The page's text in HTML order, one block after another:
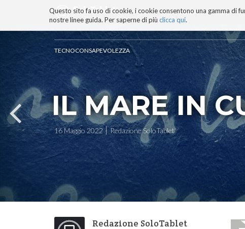
Questo sito fa uso di cookie, i cookie consentono una gamma di
nostre linee guida. Per saperne di più clicca qui.
BLOG TECNOCONSAPEVOLEZZA
ai
contenuti.
|
Salta
alla
navigazione
TECNOCONSAPEVOLEZZA
IL MARE IN
16 Maggio 2022 Redazione SoloTablet
Redazione SoloTablet